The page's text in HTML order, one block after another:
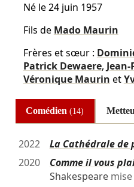
Né le24 juin 1957
Fils de Mado Maurin
Frères et sœur :
Patrick Dewaere,
Véronique Maurin et
Comédien(14)
2022
La Cathédrale de
2020
Comme il vous
Shakespearemise